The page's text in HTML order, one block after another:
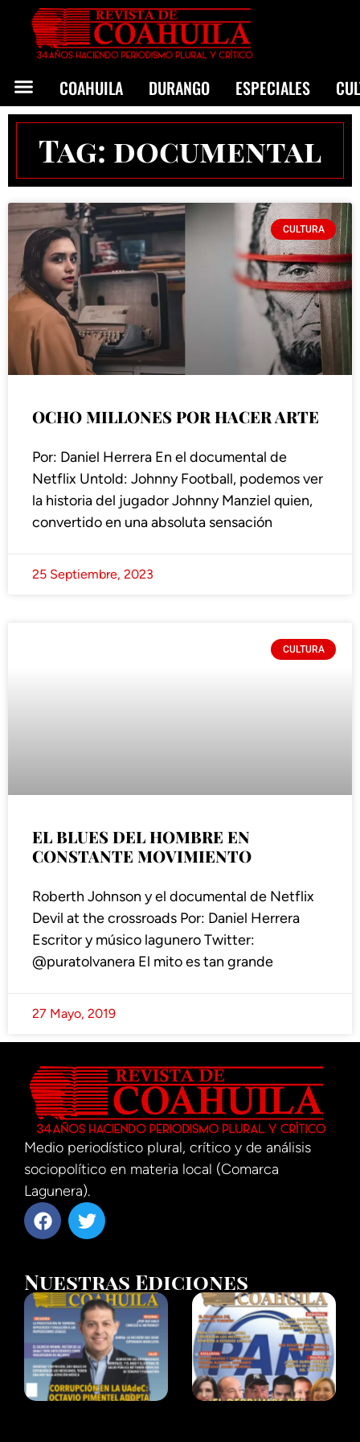
COAHUILA DURANGO ESPECIALES
Tag: documental
CULTURA
OCHO MILLONES POR HACER ARTE
Por: Daniel Herrera En el documental de
Netflix Untold: Johnny Football, podemos ver
la historia del jugador Johnny Manziel quien,
convertido en una absoluta sensación
25 Septiembre, 2023
CULTURA
EL BLUES DEL HOMBRE EN
CONSTANTE MOVIMIENTO
Roberth Johnson y el documental de Netflix
Devil at the crossroads Por: Daniel Herrera
Escritor y músico lagunero Twitter:
@puratolvanera El mito es tan grande
27 Mayo, 2019
Medio periodístico plural, crítico y de análisis
sociopolítico en materia local (Comarca
Lagunera).
Nuestras Ediciones